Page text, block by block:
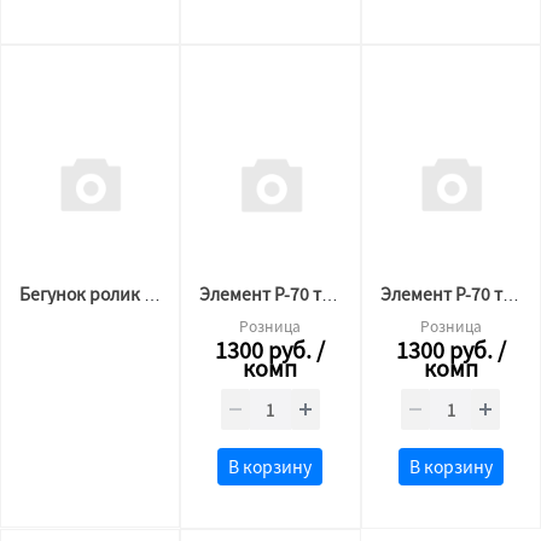
Бегунок ролик для гардины, крючок-улитка, черный, 50шт/уп Элемент Р-70 торцевой АЛ Черный (комплект 2/2шт)
Розница
1300руб./
комп
В корзину
Элемент Р-70 торцевой АЛ Белый (комплект 2/2шт)
Розница
1300руб./
комп
В корзину